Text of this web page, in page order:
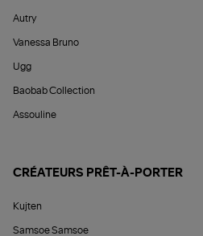
Autry
Vanessa Bruno
Ugg
Baobab Collection
Assouline
CRÉATEURS PRÊT-À-PORTER
Kujten
Samsoe Samsoe